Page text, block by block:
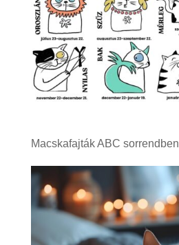
Macskafajták ABC sorrendben